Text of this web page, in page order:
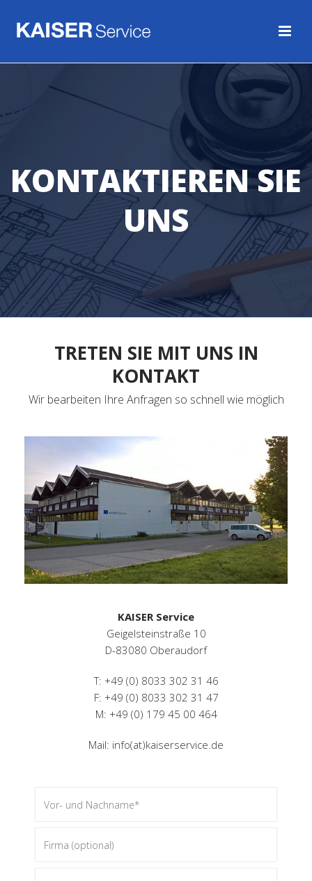
KONTAKTIEREN SIE
UNS
TRETEN SIE MIT UNS IN
KONTAKT
Wir bearbeiten Ihre Anfragen so schnell wie möglich
KAISER Service
Geigelsteinstraße 10
D-83080 Oberaudorf
T: +49 (0) 8033 302 31 46
F: +49 (0) 8033 302 31 47
M: +49 (0) 179 45 00 464
Mail: info(at)kaiserservice.de